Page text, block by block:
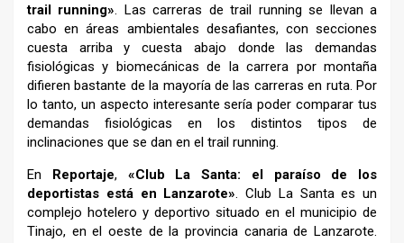
trail running». Las carreras de trail running se llevan a
cabo en áreas ambientales desafiantes, con secciones
cuesta arriba y cuesta abajo donde las demandas
fisiológicas y biomecánicas de la carrera por montaña
difieren bastante de la mayoría de las carreras en ruta. Por
lo tanto, un aspecto interesante sería poder comparar tus
demandas fisiológicas en los distintos tipos de
inclinaciones que se dan en el trail running.
En Reportaje, «Club La Santa: el paraíso de los
deportistas está en Lanzarote». Club La Santa es un
complejo hotelero y deportivo situado en el municipio de
Tinajo, en el oeste de la provincia canaria de Lanzarote.